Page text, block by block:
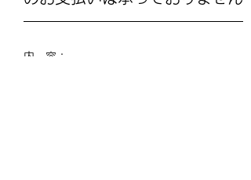
内　容：